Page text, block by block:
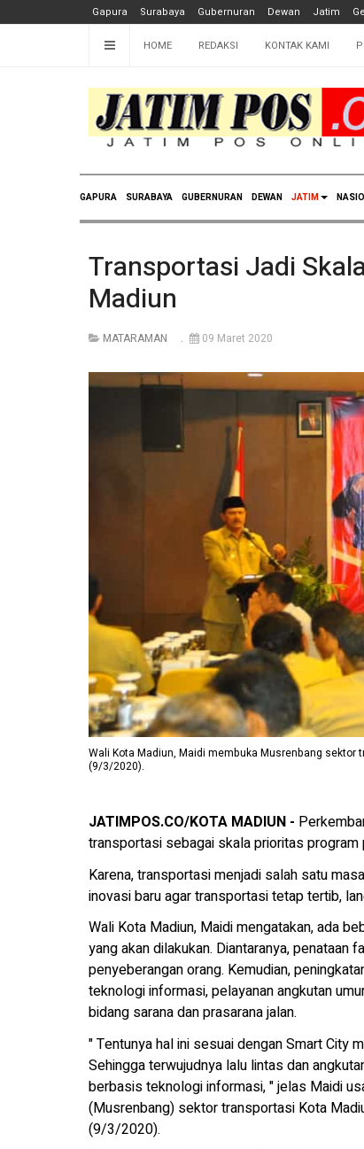
Gapura Surabaya Gubernuran Dewan Jatim
HOME REDAKSI KONTAK KAMI
GAPURA SURABAYA GUBERNURAN DEWAN JATIM
Transportasi Jadi
Madiun
MATARAMAN 09 Maret 2020
Wali Kota Madiun, Maidi membuka Musrenbang sektor
(9/3/2020).
JATIMPOS.CO/KOTA MADIUN -
transportasi sebagai skala prioritas program
Karena, transportasi menjadi salah satu
inovasi baru agar transportasi tetap tertib,
Wali Kota Madiun, Maidi mengatakan, ada
yang akan dilakukan. Diantaranya,
penyeberangan orang. Kemudian,
teknologi informasi, pelayanan angkutan
bidang sarana dan prasarana jalan.
" Tentunya hal ini sesuai dengan Smart City
Sehingga terwujudnya lalu lintas dan
berbasis teknologi informasi, " jelas Maidi
(Musrenbang) sektor transportasi Kota
(9/3/2020).